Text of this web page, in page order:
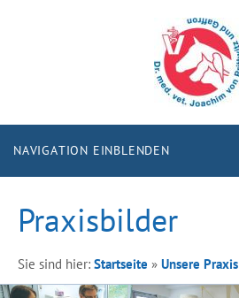
NAVIGATION EINBLENDEN
Praxisbilder
Sie sind hier: Startseite » Unsere Praxis